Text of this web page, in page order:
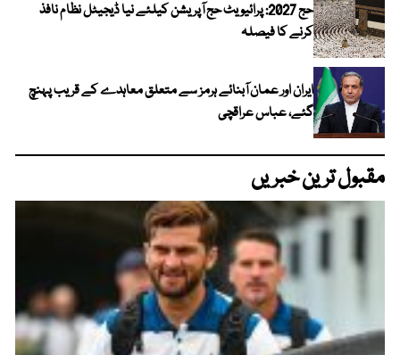
حج 2027: پرائیویٹ حج آپریشن کیلئے نیا ڈیجیٹل نظام نافذ
کرنے کا فیصلہ
ایران اور عمان آبنائے ہرمز سے متعلق معاہدے کے قریب پہنچ
گئے، عباس عراقچی
مقبول ترین خبریں